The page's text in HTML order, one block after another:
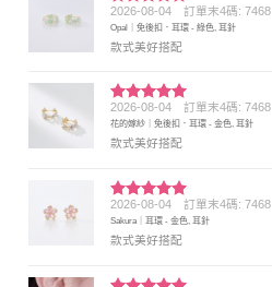
評分5滿
分 5
2026-08-04 訂單末4碼: 7468
Opal｜免後扣．耳環 - 綠色, 耳針
款式美好搭配
評分5 滿
分 5
2026-08-04 訂單末4碼: 7468
花的嫁紗｜免後扣．耳環 - 金色, 耳針
款式美好搭配
評分5 滿
分 5
2026-08-04 訂單末4碼: 7468
Sakura｜耳環 - 金色, 耳針
款式美好搭配